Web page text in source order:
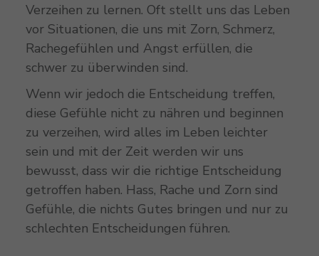
Verzeihen zu lernen. Oft stellt uns das Leben
vor Situationen, die uns mit Zorn, Schmerz,
Rachegefühlen und Angst erfüllen, die
schwer zu überwinden sind.
Wenn wir jedoch die Entscheidung treffen,
diese Gefühle nicht zu nähren und beginnen
zu verzeihen, wird alles im Leben leichter
sein und mit der Zeit werden wir uns
bewusst, dass wir die richtige Entscheidung
getroffen haben. Hass, Rache und Zorn sind
Gefühle, die nichts Gutes bringen und nur zu
schlechten Entscheidungen führen.